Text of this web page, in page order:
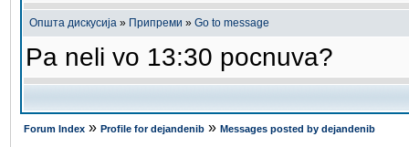
Општа дискусија » Припреми » Go to message
Pa neli vo 13:30 pocnuva?
Forum Index » Profile for dejandenib » Messages posted by dejandenib